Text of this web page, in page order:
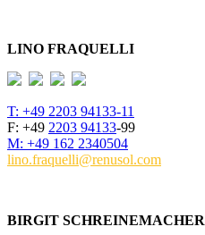
LINO FRAQUELLI
T: +49 2203 94133-11
F: +49 2203 94133-99
M: +49 162 2340504
lino.fraquelli@renusol.com
BIRGIT SCHREINEMACHER